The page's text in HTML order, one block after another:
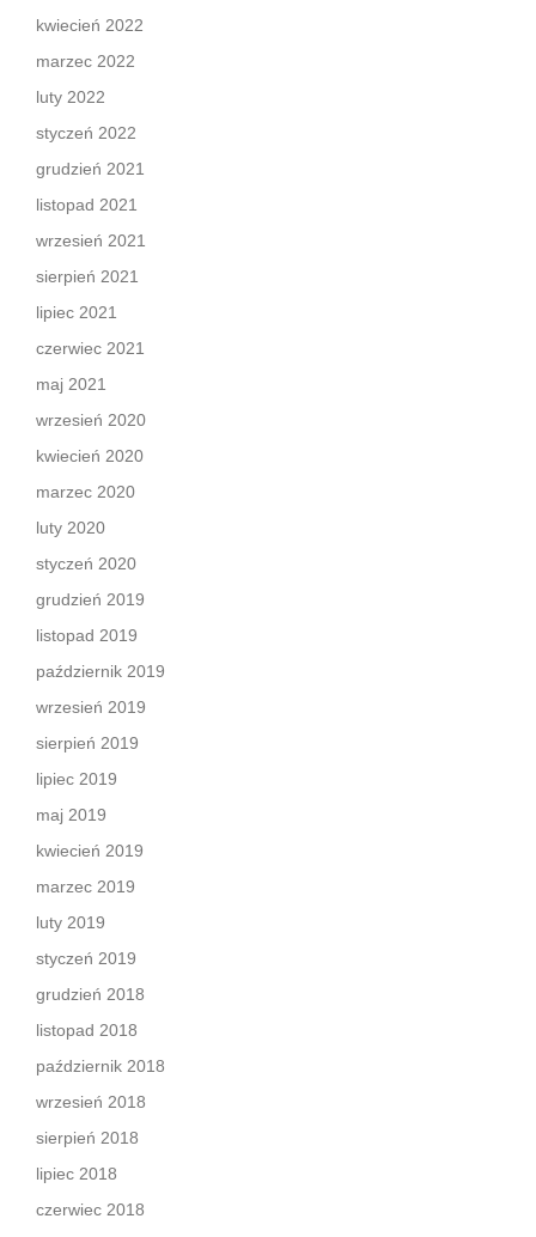
kwiecień 2022
marzec 2022
luty 2022
styczeń 2022
grudzień 2021
listopad 2021
wrzesień 2021
sierpień 2021
lipiec 2021
czerwiec 2021
maj 2021
wrzesień 2020
kwiecień 2020
marzec 2020
luty 2020
styczeń 2020
grudzień 2019
listopad 2019
październik 2019
wrzesień 2019
sierpień 2019
lipiec 2019
maj 2019
kwiecień 2019
marzec 2019
luty 2019
styczeń 2019
grudzień 2018
listopad 2018
październik 2018
wrzesień 2018
sierpień 2018
lipiec 2018
czerwiec 2018